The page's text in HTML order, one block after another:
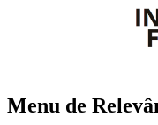
Menu de